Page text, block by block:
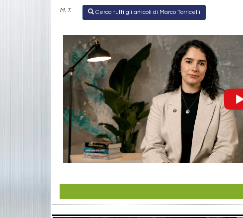
M. T. Cerca tutti gli articoli di Marco Torricelli